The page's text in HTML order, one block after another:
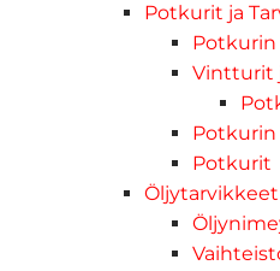
Potkurit ja
Vintturit
Potkurin
Potkurit
Öljytarvikkeet